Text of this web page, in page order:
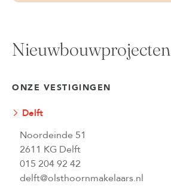
Nieuwbouwprojecten
ONZE VESTIGINGEN
Delft
Noordeinde 51
2611 KG Delft
015 204 92 42
delft@olsthoornmakelaars.nl